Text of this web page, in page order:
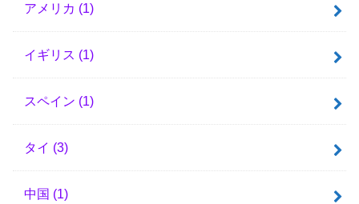
アメリカ (1)
イギリス (1)
スペイン (1)
タイ (3)
中国 (1)